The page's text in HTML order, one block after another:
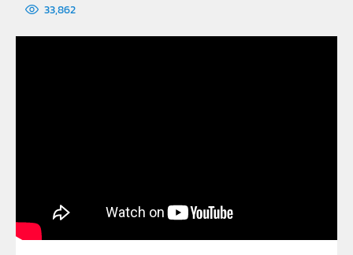
33,862